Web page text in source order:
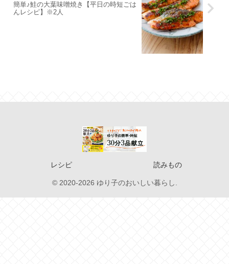
簡単♪鮭の大葉味噌焼き【平日の時短ごは
んレシピ】※2人
レシピ 読みもの
© 2020-2026 ゆり子のおいしい暮らし.